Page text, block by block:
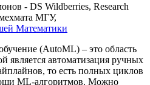
- DS Wildberries, Research
МГУ,
Математики
(AutoML) – это область
является автоматизация ручных
то есть полных циклов
ML-алгоритмов. Можно